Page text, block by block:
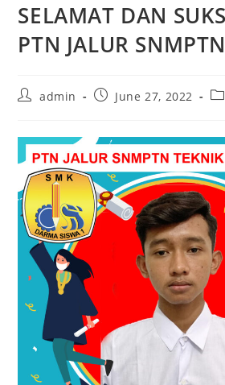
SELAMAT DAN
PTN JALUR
Postadmin
PostJune 27, 2022